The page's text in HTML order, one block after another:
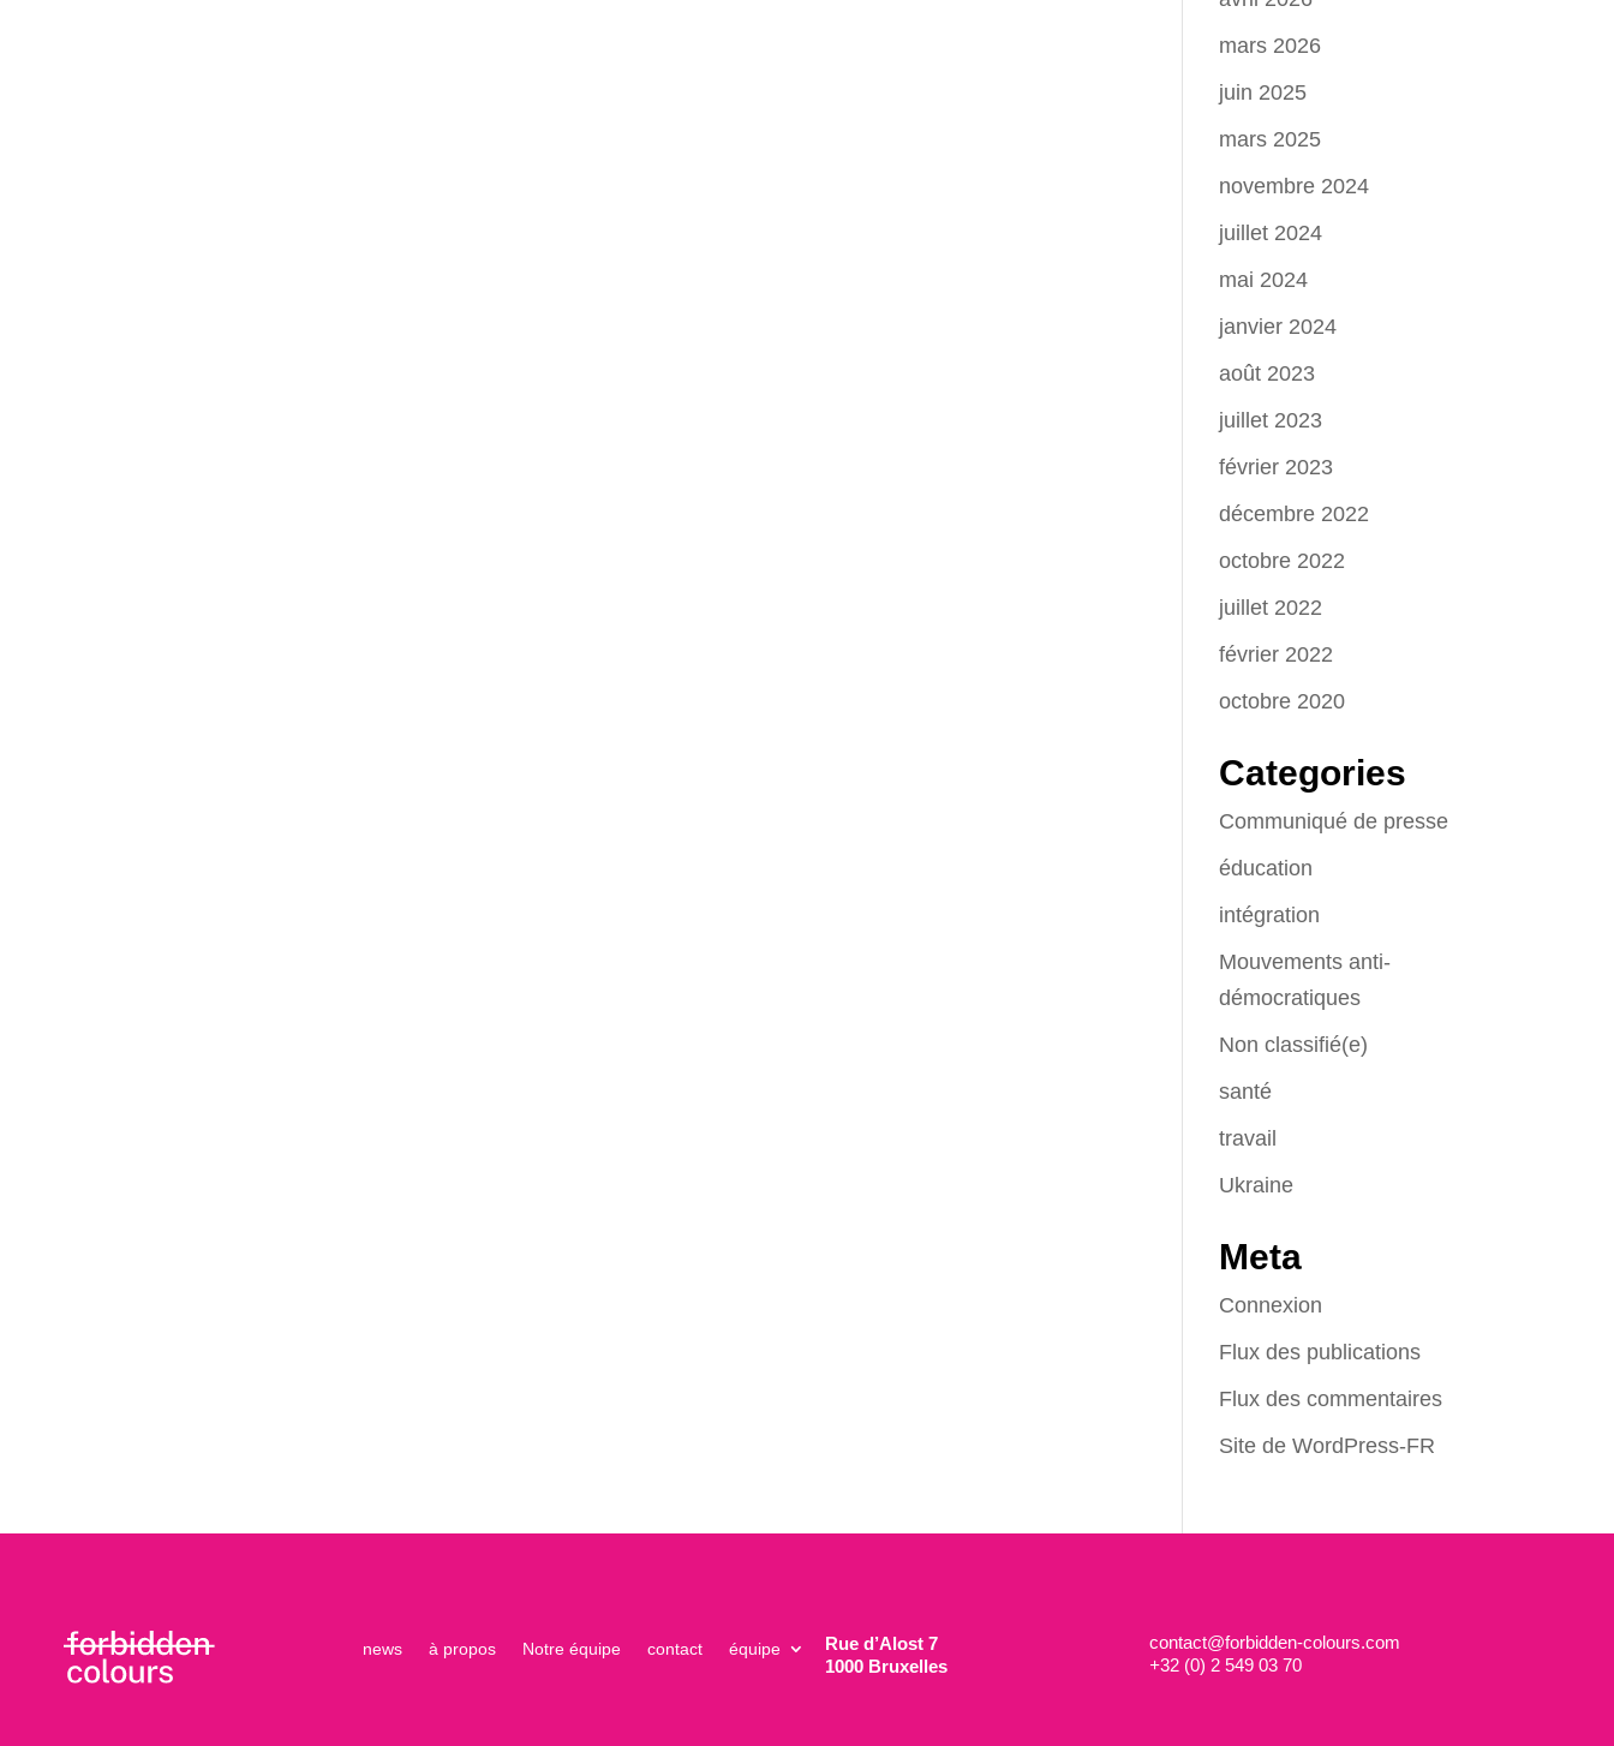
mars 2026
juin 2025
mars 2025
novembre 2024
juillet 2024
mai 2024
janvier 2024
août 2023
juillet 2023
février 2023
décembre 2022
octobre 2022
juillet 2022
février 2022
octobre 2020
Categories
Communiqué de presse
éducation
intégration
Mouvements anti-
démocratiques
Non classifié(e)
santé
travail
Ukraine
Meta
Connexion
Flux des publications
Flux des commentaires
Site de WordPress-FR
news à propos Notre équipe contact équipe
Rue d’Alost 7
1000 Bruxelles
contact@forbidden-colours.com
+32 (0) 2 549 03 70